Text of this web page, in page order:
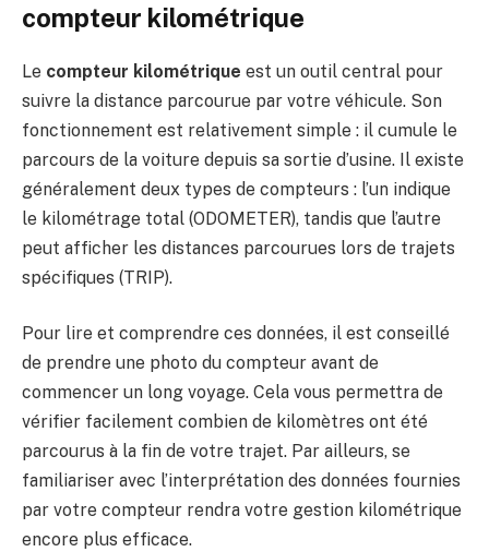
compteur kilométrique
Le compteur kilométrique est un outil central pour
suivre la distance parcourue par votre véhicule. Son
fonctionnement est relativement simple : il cumule le
parcours de la voiture depuis sa sortie d’usine. Il existe
généralement deux types de compteurs : l’un indique
le kilométrage total (ODOMETER), tandis que l’autre
peut afficher les distances parcourues lors de trajets
spécifiques (TRIP).
Pour lire et comprendre ces données, il est conseillé
de prendre une photo du compteur avant de
commencer un long voyage. Cela vous permettra de
vérifier facilement combien de kilomètres ont été
parcourus à la fin de votre trajet. Par ailleurs, se
familiariser avec l’interprétation des données fournies
par votre compteur rendra votre gestion kilométrique
encore plus efficace.